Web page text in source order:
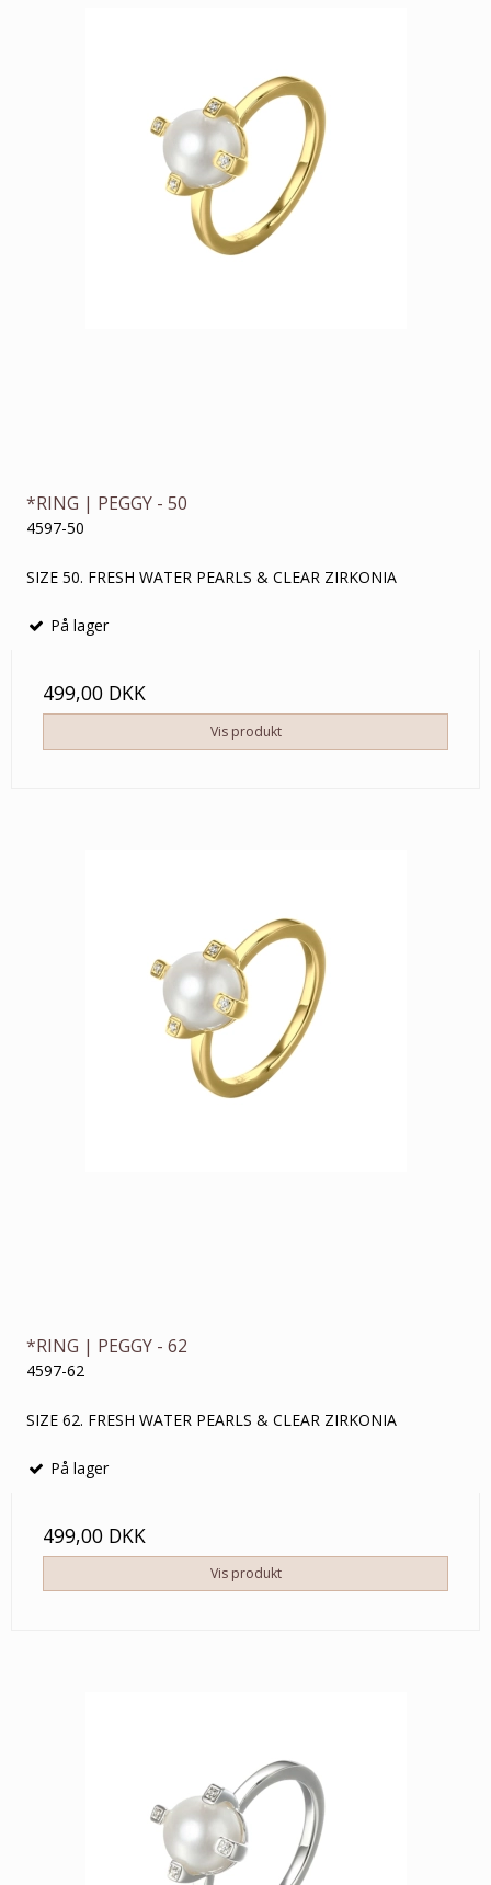
*RING | PEGGY - 50
4597-50
SIZE 50. FRESH WATER PEARLS & CLEAR ZIRKONIA
På lager
499,00 DKK
Vis produkt
*RING | PEGGY - 62
4597-62
SIZE 62. FRESH WATER PEARLS & CLEAR ZIRKONIA
På lager
499,00 DKK
Vis produkt